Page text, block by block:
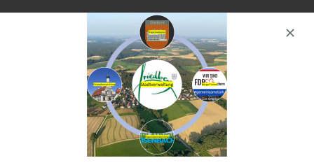
Wir sind nicht bereit oder verpflichtet, an
Streitbeilegungsverfahren vor einer
Verbraucherschlichtungsstelle teilzunehmen.